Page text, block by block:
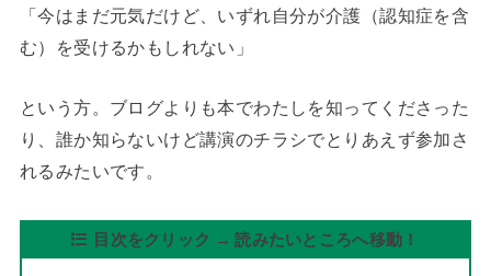
「今はまだ元気だけど、いずれ自分が介護（認知症を含
む）を受けるかもしれない」
という方。ブログよりも本でわたしを知ってくださった
り、誰か知らないけど講演のチラシでとりあえず参加さ
れるみたいです。
目次をクリック → 読みたいところへ移動！